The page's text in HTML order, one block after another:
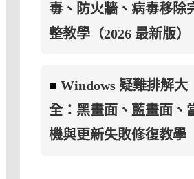
毒、防火牆、病毒移除
整教學（2026 最新版）
■Windows 疑難排解大
全：黑畫面、藍畫面、
機與更新失敗修復教學